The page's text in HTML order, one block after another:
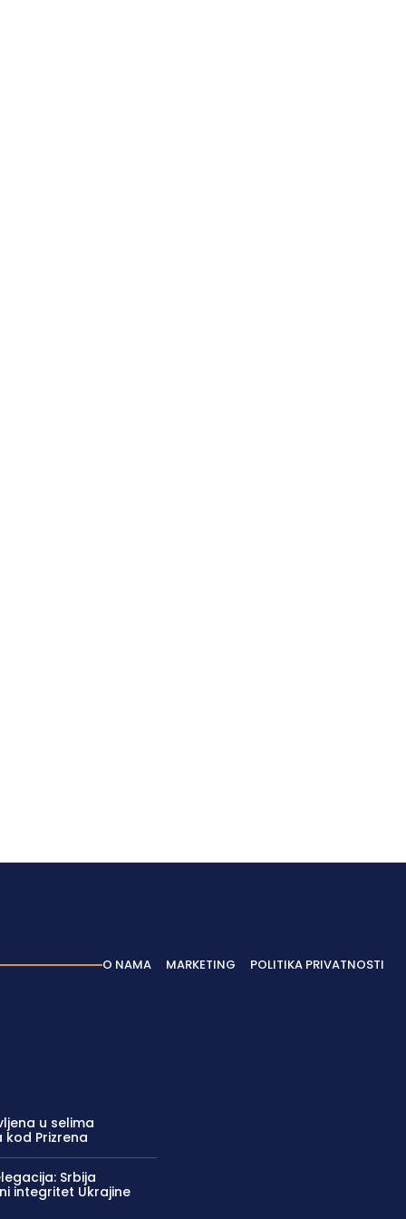
O NAMA MARKETING POLITIKA PRIVATNOSTI
u selima
kod Prizrena
Srbija
integritet Ukrajine